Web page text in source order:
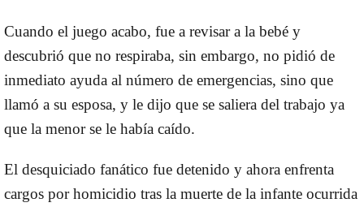
Cuando el juego acabo, fue a revisar a la bebé y
descubrió que no respiraba, sin embargo, no pidió de
inmediato ayuda al número de emergencias, sino que
llamó a su esposa, y le dijo que se saliera del trabajo ya
que la menor se le había caído.
El desquiciado fanático fue detenido y ahora enfrenta
cargos por homicidio tras la muerte de la infante ocurrida